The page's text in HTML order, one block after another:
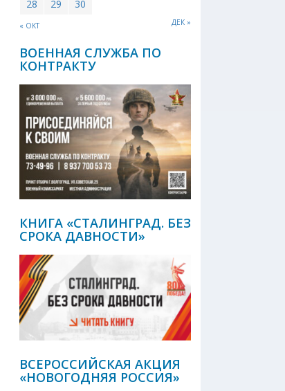
« ОКТ ДЕК »
28
29 30
ВОЕННАЯ СЛУЖБА ПО
КОНТРАКТУ
КНИГА «СТАЛИНГРАД. БЕЗ
СРОКА ДАВНОСТИ»
ВСЕРОССИЙСКАЯ АКЦИЯ
«НОВОГОДНЯЯ РОССИЯ»